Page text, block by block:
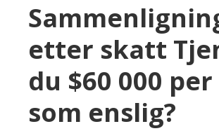
etter skatt
du $60 000
som enslig?